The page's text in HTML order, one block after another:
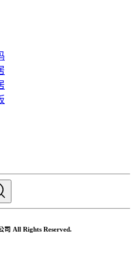
司 All Rights Reserved.